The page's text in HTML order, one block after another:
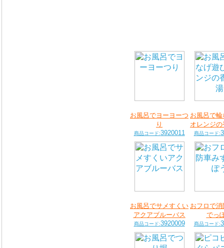
お風呂でヨーヨーつ
り
商品コード:3920011
お風呂で
オレンジ
商品コード:
お風呂でサメすくい
アクアブルーバス
商品コード:3920009
おフロで
でっ
商品コード: